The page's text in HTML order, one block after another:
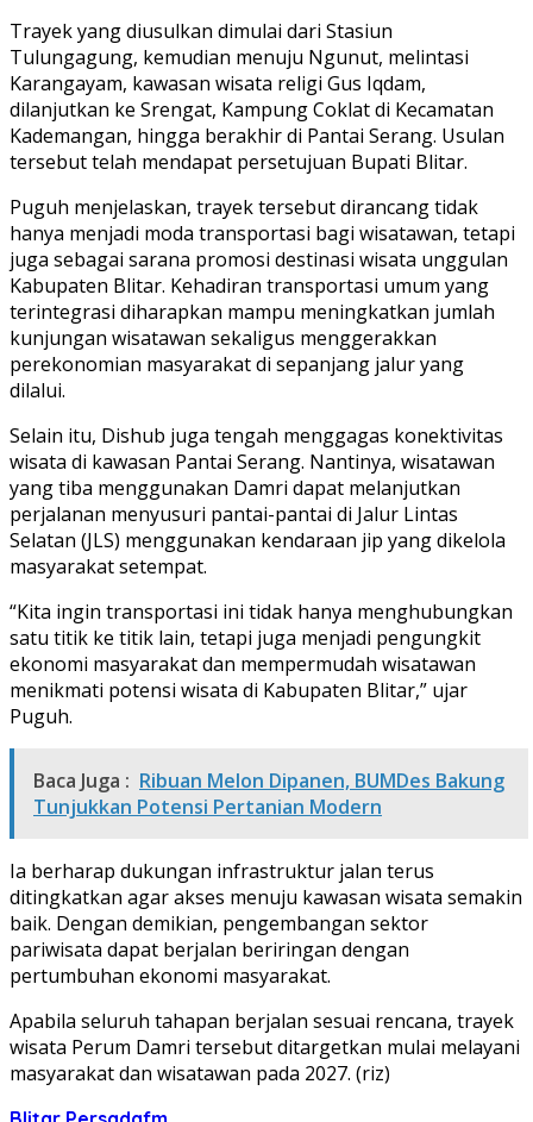
Trayek yang diusulkan dimulai dari Stasiun
Tulungagung, kemudian menuju Ngunut, melintasi
Karangayam, kawasan wisata religi Gus Iqdam,
dilanjutkan ke Srengat, Kampung Coklat di Kecamatan
Kademangan, hingga berakhir di Pantai Serang. Usulan
tersebut telah mendapat persetujuan Bupati Blitar.
Puguh menjelaskan, trayek tersebut dirancang tidak
hanya menjadi moda transportasi bagi wisatawan, tetapi
juga sebagai sarana promosi destinasi wisata unggulan
Kabupaten Blitar. Kehadiran transportasi umum yang
terintegrasi diharapkan mampu meningkatkan jumlah
kunjungan wisatawan sekaligus menggerakkan
perekonomian masyarakat di sepanjang jalur yang
dilalui.
Selain itu, Dishub juga tengah menggagas konektivitas
wisata di kawasan Pantai Serang. Nantinya, wisatawan
yang tiba menggunakan Damri dapat melanjutkan
perjalanan menyusuri pantai-pantai di Jalur Lintas
Selatan (JLS) menggunakan kendaraan jip yang dikelola
masyarakat setempat.
“Kita ingin transportasi ini tidak hanya menghubungkan
satu titik ke titik lain, tetapi juga menjadi pengungkit
ekonomi masyarakat dan mempermudah wisatawan
menikmati potensi wisata di Kabupaten Blitar,” ujar
Puguh.
Baca Juga : Ribuan Melon Dipanen, BUMDes Bakung
Tunjukkan Potensi Pertanian Modern
Ia berharap dukungan infrastruktur jalan terus
ditingkatkan agar akses menuju kawasan wisata semakin
baik. Dengan demikian, pengembangan sektor
pariwisata dapat berjalan beriringan dengan
pertumbuhan ekonomi masyarakat.
Apabila seluruh tahapan berjalan sesuai rencana, trayek
wisata Perum Damri tersebut ditargetkan mulai melayani
masyarakat dan wisatawan pada 2027. (riz)